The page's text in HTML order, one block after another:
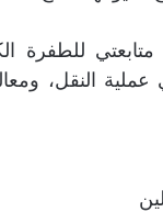
للطفرة
عملية النقل،